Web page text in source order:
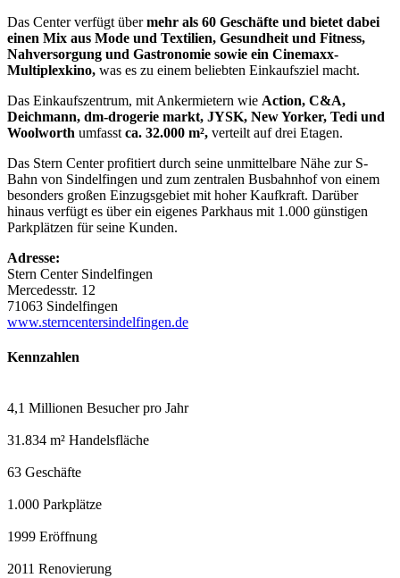
Das Center verfügt übermehr als 60 Geschäfte und bietet dabei
einen Mix aus Mode und Textilien, Gesundheit und Fitness,
Nahversorgung und Gastronomie sowie ein Cinemaxx-
Multiplexkino, was es zu einem beliebten Einkaufsziel macht.
Das Einkaufszentrum, mit Ankermietern wie Action, C&A,
Deichmann, dm-drogerie markt, JYSK, New Yorker, Tedi und
Woolworth umfasst ca. 32.000 m², verteilt auf drei Etagen.
Das Stern Center profitiert durch seine unmittelbare Nähe zur S-
Bahn von Sindelfingen und zum zentralen Busbahnhof von einem
besonders großen Einzugsgebiet mit hoher Kaufkraft. Darüber
hinaus verfügt es über ein eigenes Parkhaus mit 1.000 günstigen
Parkplätzen für seine Kunden.
Adresse:
Stern Center Sindelfingen
Mercedesstr. 12
71063 Sindelfingen
www.sterncentersindelfingen.de
Kennzahlen
4,1 Millionen Besucher pro Jahr
31.834 m² Handelsfläche
63 Geschäfte
1.000 Parkplätze
1999 Eröffnung
2011 Renovierung